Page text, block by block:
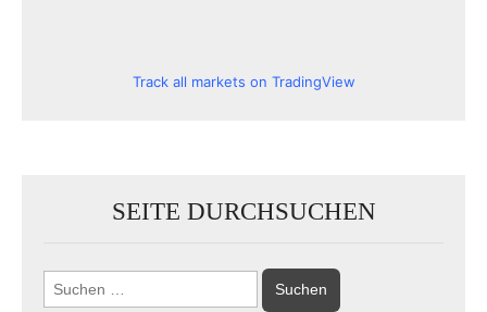
Track all markets on TradingView
SEITE DURCHSUCHEN
Suchen
nach: